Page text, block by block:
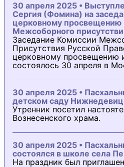
30 апреля 2025 •
Сергия (Фомина) на
церковному просвещению
Межсоборного
Заседание Комиссии
Присутствия Русской
церковному просвещению
состоялось 30 апреля в
30 апреля 2025 •
детском саду
Утренник посетил
Вознесенского храма.
30 апреля 2025 •
состоялся в школе села
На праздник был